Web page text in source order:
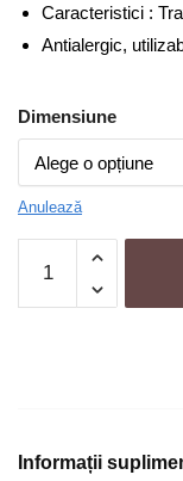
Caracteristici :
Antialergic,
Dimensiune
Anulează
Covor
Antiderapant
Informații